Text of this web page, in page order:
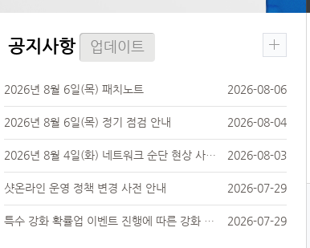
공지사항
2026년 8월 6일(목) 패치노트 2026-08-06
2026년 8월 6일(목) 정기 점검 안내 2026-08-04
2026년 8월 4일(화) 네트워크 순단 현상 사전 안내 2026-08-03
샷온라인 운영 정책 변경 사전 안내 2026-07-29
특수 강화 확률업 이벤트 진행에 따른 강화 확률 변경 사전 안내 2026-07-29
업데이트